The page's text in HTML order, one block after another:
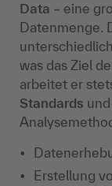
Data – eine
Datenmenge.
was das Ziel
arbeitet er
Standards
Erstellung